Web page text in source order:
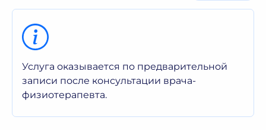
Услуга оказывается по предварительной
записи после консультации врача-
физиотерапевта.